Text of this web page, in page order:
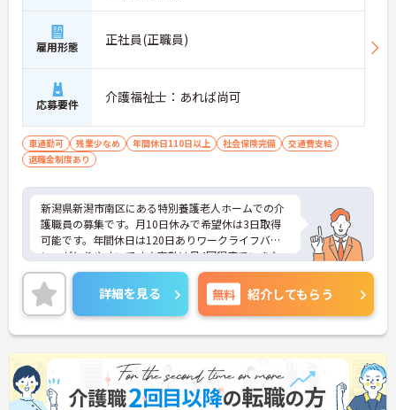
雇用形態 正社員(正職員)
応募要件 介護福祉士：あれば尚可
車通勤可 残業少なめ 年間休日110日以上 社会保険完備
交通費支給
退職金制度あり
新潟県新潟市南区にある特別養護老人ホームでの介
護職員の募集です。月10日休みで希望休は3日取得
可能です。年間休日は120日ありワークライフバラ
ンスがとりやすいです♪夜勤は月4回程度でいきな
り入るわけではなく業務に十分慣れてからの勤務に
なるため夜勤が初めての方も安心して就業する事が
出来ます。ご興味ある方には面接対策ポイントな
ど、さらに詳しい詳細をお話いたしますのでお気軽
にご相談ください。
詳細を見る 無料 紹介してもらう